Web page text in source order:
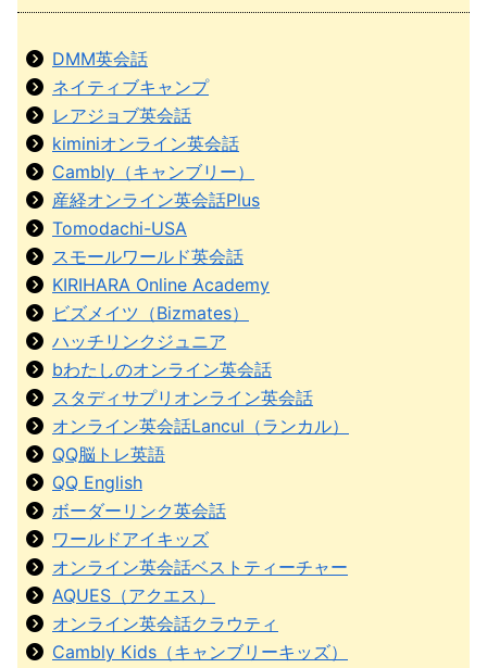
DMM英会話
ネイティブキャンプ
レアジョブ英会話
kiminiオンライン英会話
Cambly（キャンブリー）
産経オンライン英会話Plus
Tomodachi-USA
スモールワールド英会話
KIRIHARA Online Academy
ビズメイツ（Bizmates）
ハッチリンクジュニア
bわたしのオンライン英会話
スタディサプリオンライン英会話
オンライン英会話Lancul（ランカル）
QQ脳トレ英語
QQ English
ボーダーリンク英会話
ワールドアイキッズ
オンライン英会話ベストティーチャー
AQUES（アクエス）
オンライン英会話クラウティ
Cambly Kids（キャンブリーキッズ）